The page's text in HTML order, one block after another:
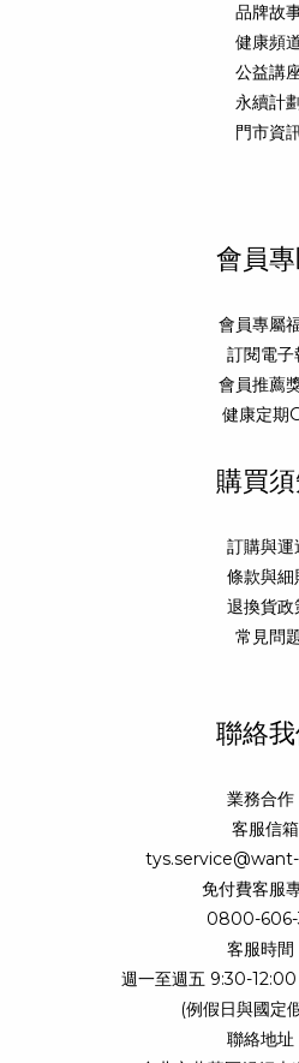
品牌故
健康頻
公益講
永續計
門市資
會員
會員專屬
訂閱電子
會員推薦
健康定期
購買
訂購與運
條款與細
退換貨政
常見問
聯絡
業務合作
客服信
免付費客服
0800-
客服時間
週一至週五 9:30-
(例假日與國定
聯絡地址